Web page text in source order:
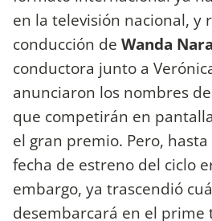
en la televisión nacional, y
conducción de Wanda
conductora junto a
anunciaron los nombres
que competirán en
el gran premio. Pero,
fecha de estreno del ciclo
embargo, ya trascendió
desembarcará en el prime